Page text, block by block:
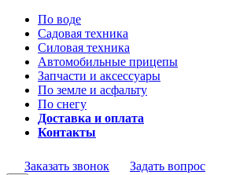
По воде
Садовая техника
Силовая техника
Автомобильные прицепы
Запчасти и аксессуары
По земле и асфальту
По снегу
Доставка и оплата
Контакты
Заказать звонок Задать вопрос